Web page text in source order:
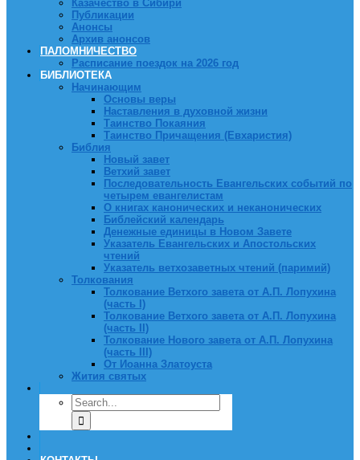
Казачество в Сибири
Публикации
Анонсы
Архив анонсов
ПАЛОМНИЧЕСТВО
Расписание поездок на 2026 год
БИБЛИОТЕКА
Начинающим
Основы веры
Наставления в духовной жизни
Таинство Покаяния
Таинство Причащения (Евхаристия)
Библия
Новый завет
Ветхий завет
Последовательность Евангельских событий по
четырем евангелистам
О книгах канонических и неканонических
Библейский календарь
Денежные единицы в Новом Завете
Указатель Евангельских и Апостольских
чтений
Указатель ветхозаветных чтений (паримий)
Толкования
Толкование Ветхого завета от А.П. Лопухина
(часть I)
Толкование Ветхого завета от А.П. Лопухина
(часть II)
Толкование Нового завета от А.П. Лопухина
(часть III)
От Иоанна Златоуста
Жития святых